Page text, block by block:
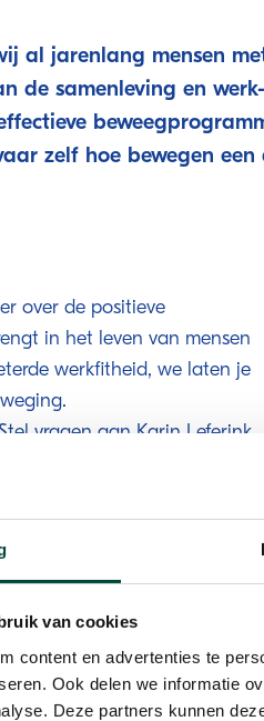
van cookies
content en advertenties te
Ook delen we informatie
Deze partners kunnen
al jarenlang mensen
de samenleving en
zelf hoe bewegen
over de positieve
in het leven van mensen
werkfitheid, we laten je
vragen aan Karin Leferink,
inzicht in hoe bewegen de
unieke aspecten van ons
met de Gemeente
Groningen blijkt dat onze
? Inclusief vrijwilligerswerk is
Gezond Leven van het RIVM